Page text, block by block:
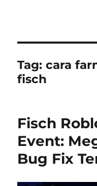
Tag:cara
fisch
Fisch
Event:
Bug Fix